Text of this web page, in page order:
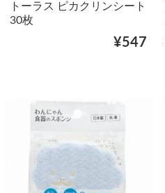
トーラス ピカクリンシート
30枚
¥547